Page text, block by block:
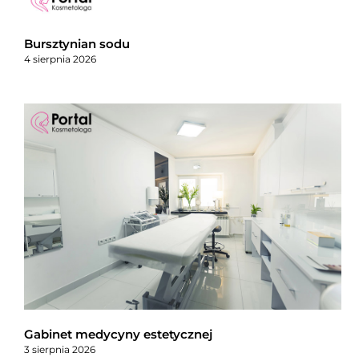
Bursztynian sodu
4 sierpnia 2026
Gabinet medycyny estetycznej
3 sierpnia 2026